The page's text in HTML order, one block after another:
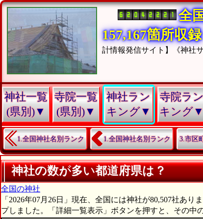
全
157,167箇所収
計情報発信サイト】《神社
神社一覧
(県別)▼
寺院一覧
(県別)▼
神社ラン
キング▼
寺院ラ
キング▼
1.全国神社名別ランク 1.全国神社名別ランク 3.市区
神社の数が多い都道府県は？
全国の神社
「2026年07月26日」現在、全国には神社が80,507社あ
プしました。「詳細一覧表示」ボタンを押すと、その中